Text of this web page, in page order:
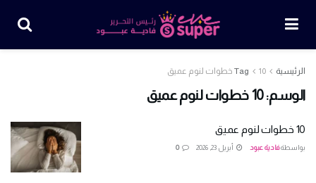
الرئيسية Tag 10 خطوات لنوم عميق
الوسم:10 خطوات لنوم عميق
10 خطوات لنوم عميق
بواسطةفادية عبود أبريل 23, 2026 0